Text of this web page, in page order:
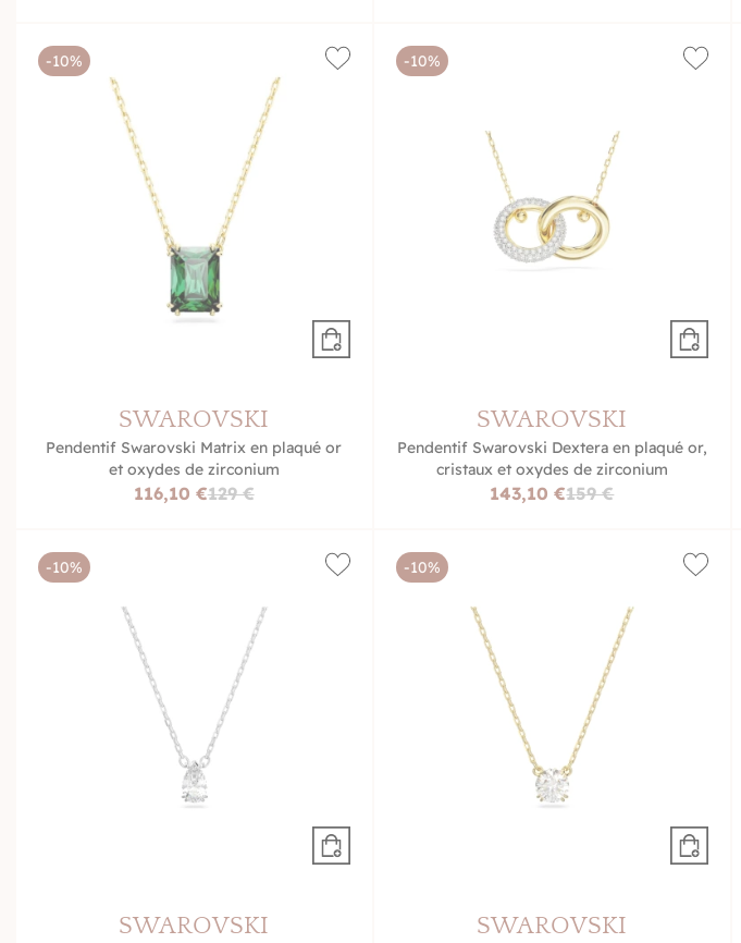
-10%
SWAROVSKI
Pendentif Swarovski Matrix en plaqué or
et oxydes de zirconium
116,10 €129 €
-10%
SWAROVSKI
Pendentif Swarovski Dextera en plaqué or,
cristaux et oxydes de zirconium
143,10 €159 €
-10%
SWAROVSKI
-10%
SWAROVSKI